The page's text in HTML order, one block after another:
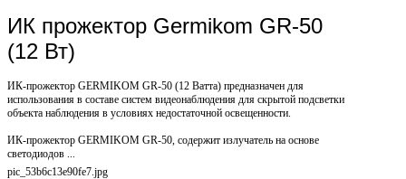
ИК прожектор Germikom GR-50
(12 Вт)
ИК-прожектор GERMIKOM GR-50 (12 Ватта) предназначен для
использования в составе систем видеонаблюдения для скрытой подсветки
объекта наблюдения в условиях недостаточной освещенности.
ИК-прожектор GERMIKOM GR-50, содержит излучатель на основе
светодиодов ...
pic_53b6c13e90fe7.jpg